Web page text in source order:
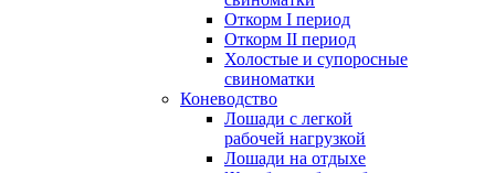
Откорм I период
Откорм II период
Холостые и супоросные
свиноматки
Коневодство
Лошади с легкой
рабочей нагрузкой
Лошади на отдыхе